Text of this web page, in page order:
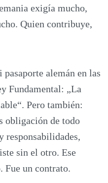
exigía mucho,
Quien contribuye,
alemán en las
Fundamental: „La
Pero también:
obligación de todo
responsabilidades,
sin el otro. Ese
Fue un contrato.